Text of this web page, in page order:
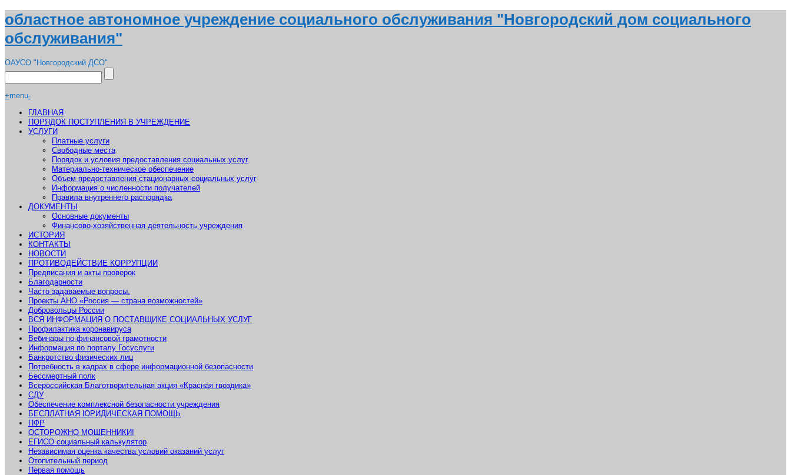
областное автономное учреждение социального обслуживания "Новгородский дом социального
обслуживания"
ОАУСО "Новгородский ДСО"
+menu-
ГЛАВНАЯ
ПОРЯДОК ПОСТУПЛЕНИЯ В УЧРЕЖДЕНИЕ
УСЛУГИ
Платные услуги
Свободные места
Порядок и условия предоставления социальных услуг
Материально-техническое обеспечение
Объем предоставления стационарных социальных услуг
Информация о численности получателей
Правила внутреннего распорядка
ДОКУМЕНТЫ
Основные документы
Финансово-хозяйственная деятельность учреждения
ИСТОРИЯ
КОНТАКТЫ
НОВОСТИ
ПРОТИВОДЕЙСТВИЕ КОРРУПЦИИ
Предписания и акты проверок
Благодарности
Часто задаваемые вопросы.
Проекты АНО «Россия — страна возможностей»
Добровольцы России
ВСЯ ИНФОРМАЦИЯ О ПОСТАВЩИКЕ СОЦИАЛЬНЫХ УСЛУГ
Профилактика коронавируса
Вебинары по финансовой грамотности
Информация по порталу Госуслуги
Банкротство физических лиц
Потребность в кадрах в сфере информационной безопасности
Бессмертный полк
Всероссийская Благотворительная акция «Красная гвоздика»
СДУ
Обеспечение комплексной безопасности учреждения
БЕСПЛАТНАЯ ЮРИДИЧЕСКАЯ ПОМОЩЬ
ПФР
ОСТОРОЖНО МОШЕННИКИ!
ЕГИСО социальный калькулятор
Независимая оценка качества условий оказаний услуг
Отопительный период
Первая помощь